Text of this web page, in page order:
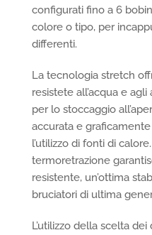
configurati fino a 6
colore o tipo, per
differenti.
La tecnologia stretch
resistete all’acqua e
per lo stoccaggio
accurata e
l’utilizzo di fonti di
termoretrazione
resistente, un’ottima
bruciatori di ultima
L’utilizzo della scelta